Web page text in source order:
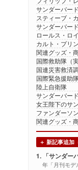
サンダーバー
スティーブ・
サンダーバー
ロールス・ロ
カルト・プリ
関連グッズ・
国際救助隊（
国連災害救済
国際緊急援助
陸上自衛隊
サンダーバー
女王陛下のサ
ファンダーソ
関連グッズ・
＋ 新記事追加
1. 「サンダー
年「月刊モ